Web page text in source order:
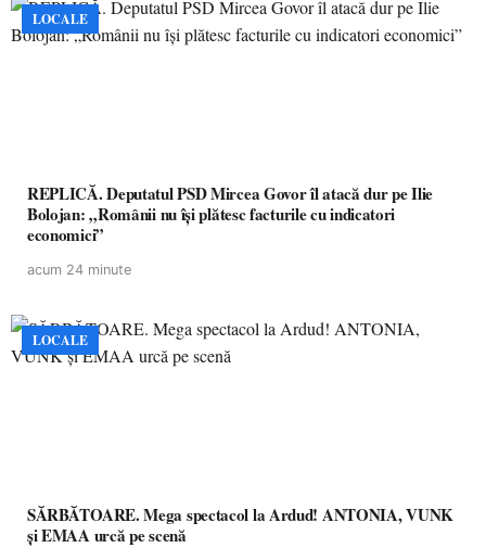
LOCALE
REPLICĂ. Deputatul PSD Mircea Govor îl atacă dur pe Ilie
Bolojan: „Românii nu își plătesc facturile cu indicatori
economici”
acum 24 minute
LOCALE
SĂRBĂTOARE. Mega spectacol la Ardud! ANTONIA, VUNK
și EMAA urcă pe scenă